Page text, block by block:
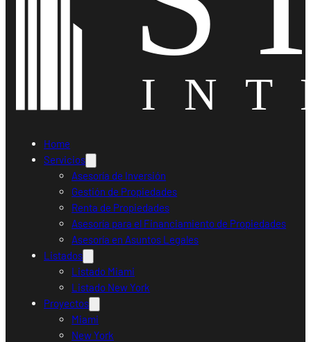
Home
Servicios
Asesoría de Inversión
Gestión de Propiedades
Renta de Propiedades
Asesoría para el Financiamiento de Propiedades
Asesoría en Asuntos Legales
Listados
Listado Miami
Listado New York
Proyectos
Miami
New York